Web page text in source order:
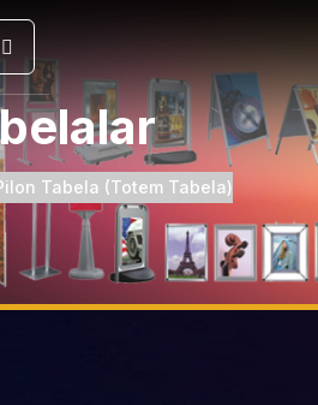
Tabela (Totem Tabela)